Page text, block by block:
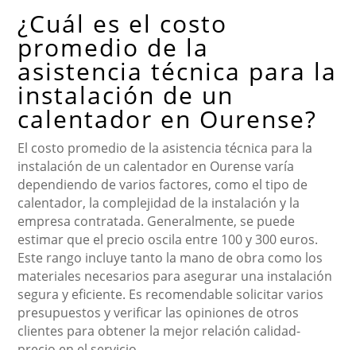
¿Cuál es el costo
promedio de la
asistencia técnica para la
instalación de un
calentador en Ourense?
El costo promedio de la asistencia técnica para la
instalación de un calentador en Ourense varía
dependiendo de varios factores, como el tipo de
calentador, la complejidad de la instalación y la
empresa contratada. Generalmente, se puede
estimar que el precio oscila entre 100 y 300 euros.
Este rango incluye tanto la mano de obra como los
materiales necesarios para asegurar una instalación
segura y eficiente. Es recomendable solicitar varios
presupuestos y verificar las opiniones de otros
clientes para obtener la mejor relación calidad-